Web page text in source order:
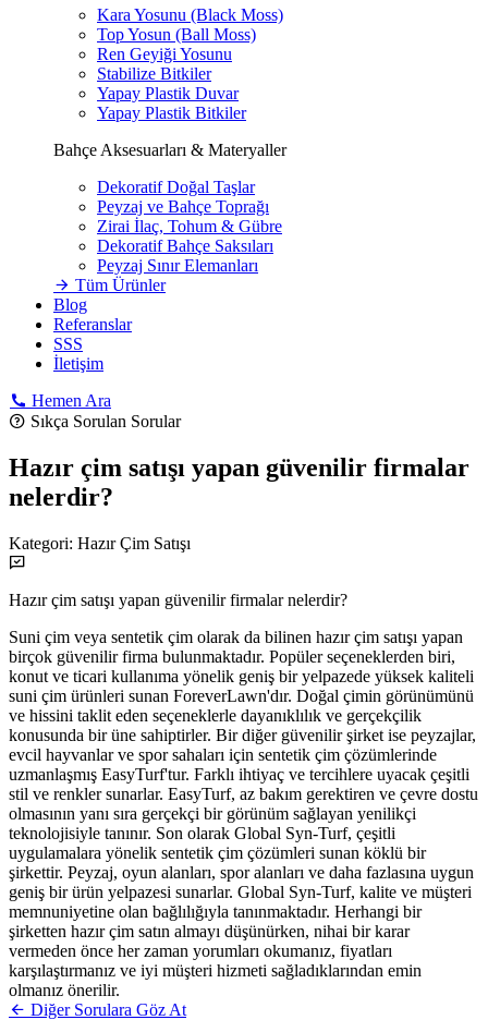
Kara Yosunu (Black Moss)
Top Yosun (Ball Moss)
Ren Geyiği Yosunu
Stabilize Bitkiler
Yapay Plastik Duvar
Yapay Plastik Bitkiler
Bahçe Aksesuarları & Materyaller
Dekoratif Doğal Taşlar
Peyzaj ve Bahçe Toprağı
Zirai İlaç, Tohum & Gübre
Dekoratif Bahçe Saksıları
Peyzaj Sınır Elemanları
Tüm Ürünler
Blog
Referanslar
SSS
İletişim
Hemen Ara
Sıkça Sorulan Sorular
Hazır çim satışı yapan güvenilir firmalar
nelerdir?
Kategori: Hazır Çim Satışı
Hazır çim satışı yapan güvenilir firmalar nelerdir?
Suni çim veya sentetik çim olarak da bilinen hazır çim satışı yapan
birçok güvenilir firma bulunmaktadır. Popüler seçeneklerden biri,
konut ve ticari kullanıma yönelik geniş bir yelpazede yüksek kaliteli
suni çim ürünleri sunan ForeverLawn'dır. Doğal çimin görünümünü
ve hissini taklit eden seçeneklerle dayanıklılık ve gerçekçilik
konusunda bir üne sahiptirler. Bir diğer güvenilir şirket ise peyzajlar,
evcil hayvanlar ve spor sahaları için sentetik çim çözümlerinde
uzmanlaşmış EasyTurf'tur. Farklı ihtiyaç ve tercihlere uyacak çeşitli
stil ve renkler sunarlar. EasyTurf, az bakım gerektiren ve çevre dostu
olmasının yanı sıra gerçekçi bir görünüm sağlayan yenilikçi
teknolojisiyle tanınır. Son olarak Global Syn-Turf, çeşitli
uygulamalara yönelik sentetik çim çözümleri sunan köklü bir
şirkettir. Peyzaj, oyun alanları, spor alanları ve daha fazlasına uygun
geniş bir ürün yelpazesi sunarlar. Global Syn-Turf, kalite ve müşteri
memnuniyetine olan bağlılığıyla tanınmaktadır. Herhangi bir
şirketten hazır çim satın almayı düşünürken, nihai bir karar
vermeden önce her zaman yorumları okumanız, fiyatları
karşılaştırmanız ve iyi müşteri hizmeti sağladıklarından emin
olmanız önerilir.
Diğer Sorulara Göz At